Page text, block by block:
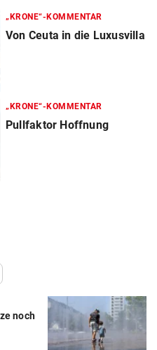
„KRONE“-KOMMENTAR
Von Ceuta in die Luxusvilla
„KRONE“-KOMMENTAR
Pullfaktor Hoffnung
noch